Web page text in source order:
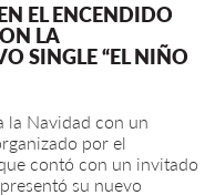
EL ENCENDIDO
LA
SINGLE “EL NIÑO
la Navidad con un
por el
contó con un invitado
su nuevo